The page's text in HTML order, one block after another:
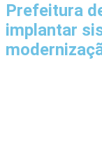
Prefeitura
implantar